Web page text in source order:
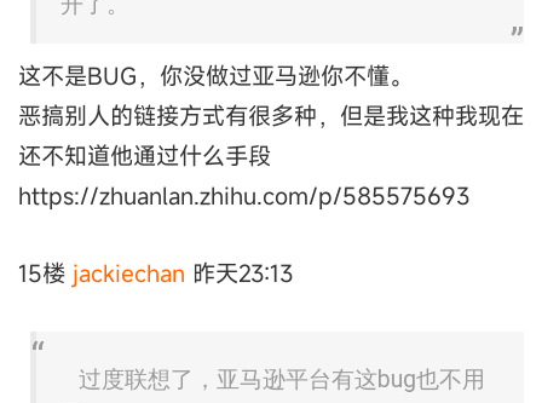
这不是BUG，你没做过亚马逊你不懂。
恶搞别人的链接方式有很多种，但是我这种我现在
还不知道他通过什么手段
https://zhuanlan.zhihu.com/p/585575693
15楼 jackiechan 昨天23:13
过度联想了，亚马逊平台有这bug也不用